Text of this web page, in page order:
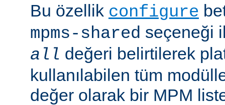
Bu özellik configure
mpms-shared seçeneği
all değeri belirtilerek
kullanılabilen tüm
değer olarak bir MPM